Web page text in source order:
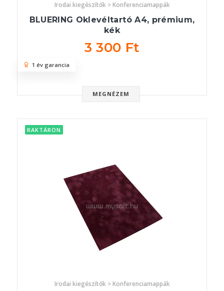
Irodai kiegészítők > Konferenciamappák
BLUERING Oklevéltartó A4, prémium,
kék
3 300 Ft
MEGNÉZEM
1 év garancia
RAKTÁRON
Irodai kiegészítők > Konferenciamappák